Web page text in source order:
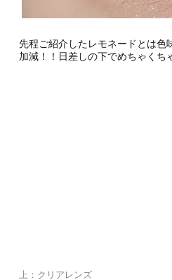
先程ご紹介したレモネードとは色
加減！！日差しの下でめちゃくち